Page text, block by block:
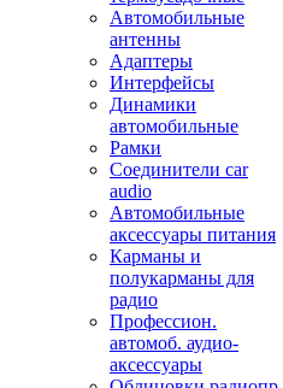
Автомобильные
антенны
Адаптеры
Интерфейсы
Динамики
автомобильные
Рамки
Соединители car
audio
Автомобильные
аксессуары питания
Карманы и
полукарманы для
радио
Профессион.
автомоб. аудио-
аксессуары